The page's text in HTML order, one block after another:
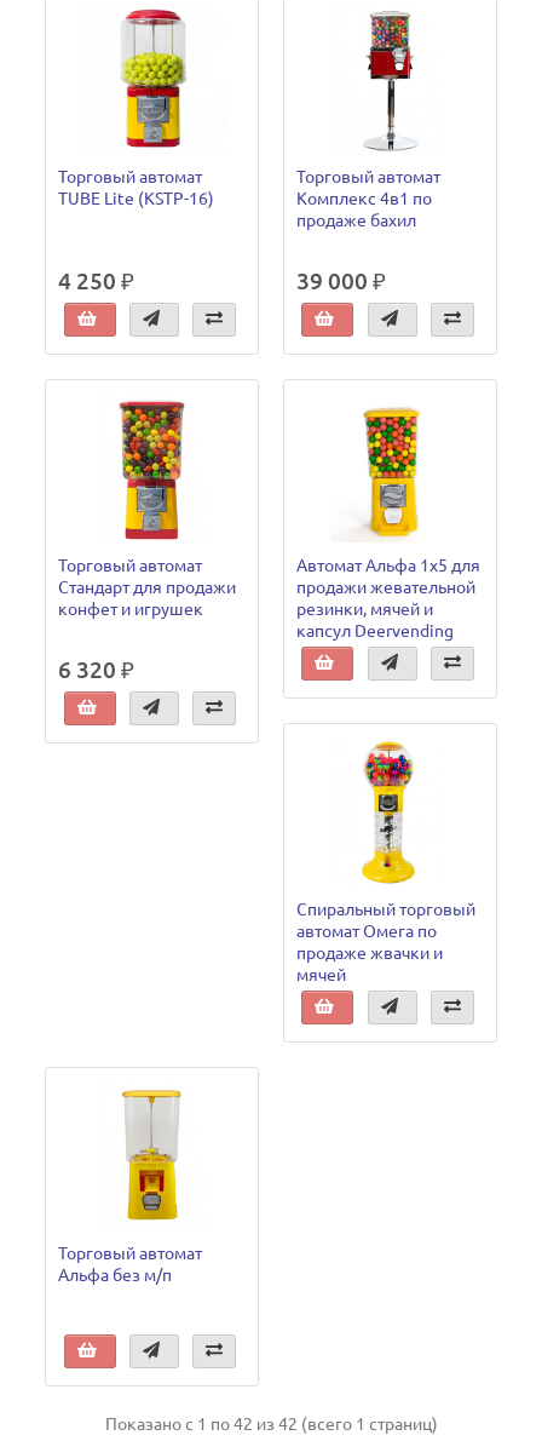
Торговый автомат
TUBE Lite (KSTP-16)
4 250 ₽
Торговый автомат
Комплекс 4в1 по
продаже бахил
39 000 ₽
Торговый автомат
Стандарт для продажи
конфет и игрушек
6 320 ₽
Автомат Альфа 1х5 для
продажи жевательной
резинки, мячей и
капсул Deervending
Спиральный торговый
автомат Омега по
продаже жвачки и
мячей
Торговый автомат
Альфа без м/п
Показано с 1 по 42 из 42 (всего 1 страниц)